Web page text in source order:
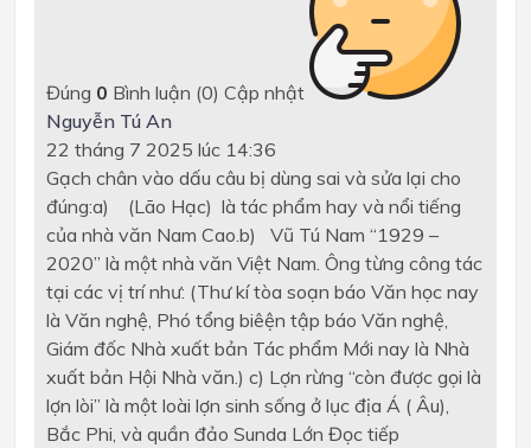
Đúng 0 Bình luận (0) Cập nhật
Nguyễn Tú An
22 tháng 7 2025 lúc 14:36
Gạch chân vào dấu câu bị dùng sai và sửa lại cho
đúng:a) (Lão Hạc) là tác phẩm hay và nổi tiếng
của nhà văn Nam Cao.b) Vũ Tú Nam “1929 –
2020” là một nhà văn Việt Nam. Ông từng công tác
tại các vị trí như: (Thư kí tòa soạn báo Văn học nay
là Văn nghệ, Phó tổng biêện tập báo Văn nghệ,
Giám đốc Nhà xuất bản Tác phẩm Mới nay là Nhà
xuất bản Hội Nhà văn.) c) Lợn rừng “còn được gọi là
lợn lòi” là một loài lợn sinh sống ở lục địa Á ( Âu),
Bắc Phi, và quần đảo Sunda Lớn Đọc tiếp